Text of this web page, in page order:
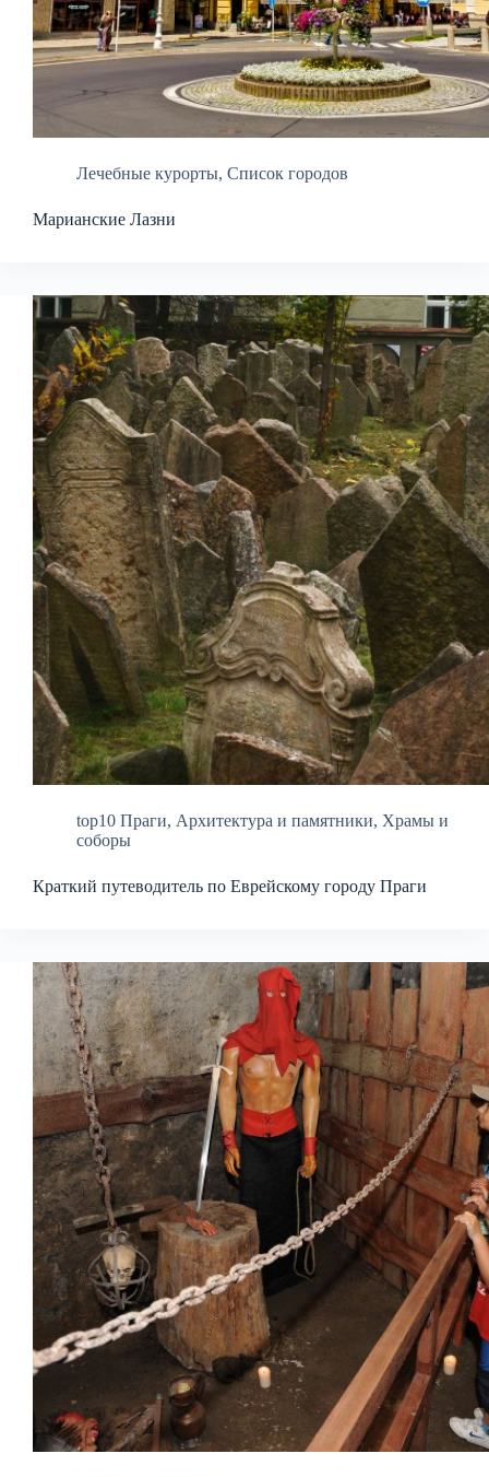
Лечебные курорты, Список городов
Марианские Лазни
top10 Праги, Архитектура и памятники, Храмы и
соборы
Краткий путеводитель по Еврейскому городу Праги